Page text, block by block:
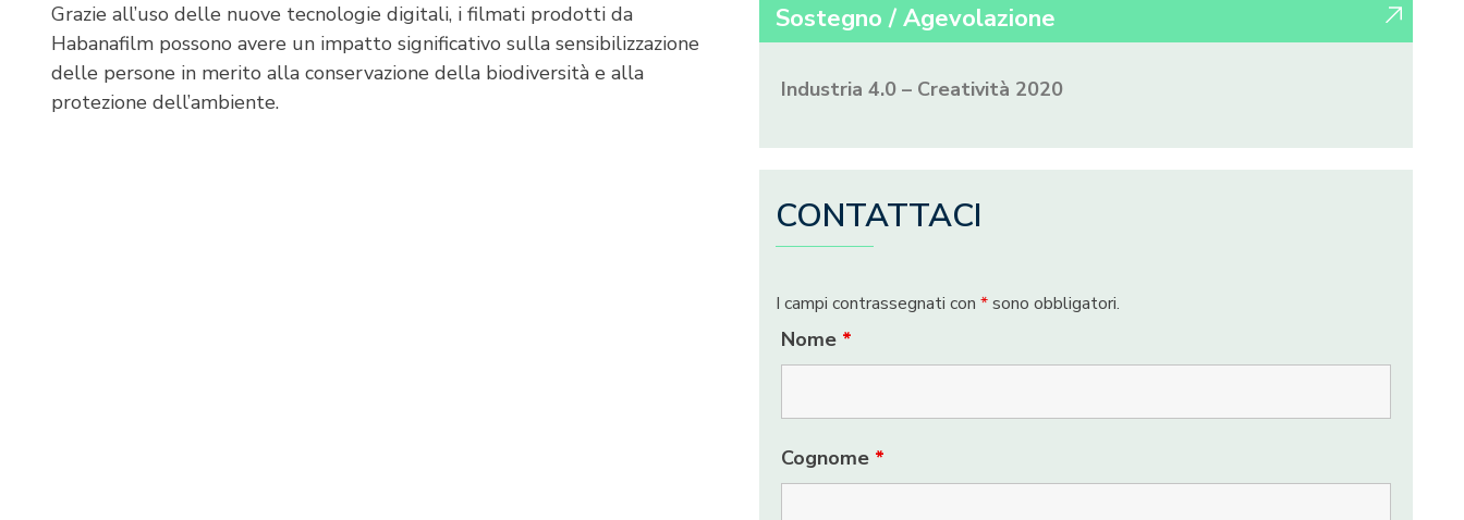
Grazie all’uso delle nuove tecnologie digitali, i filmati prodotti da
Habanafilm possono avere un impatto significativo sulla sensibilizzazione
delle persone in merito alla conservazione della biodiversità e alla
protezione dell’ambiente.
Sostegno / Agevolazione
Industria 4.0 – Creatività 2020
CONTATTACI
I campi contrassegnati con *sono obbligatori.
Nome *
Cognome *